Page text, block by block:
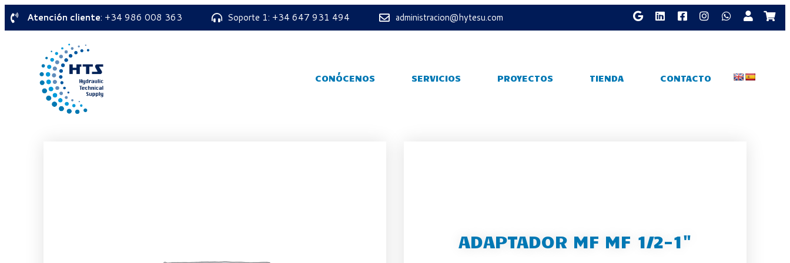
Atención cliente: +34 986 008 363 Soporte 1: +34 647 931 494 administracion@hytesu.com
CONÓCENOS SERVICIOS PROYECTOS TIENDA CONTACTO
ADAPTADOR MF MF 1/2-1"